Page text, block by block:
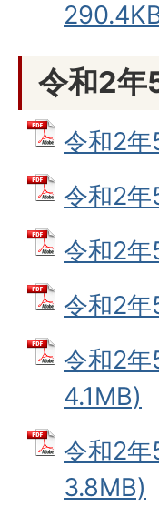
令和2年
令和2
令和2
令和2
令和2
令和2
4.1MB)
令和2
3.8MB)